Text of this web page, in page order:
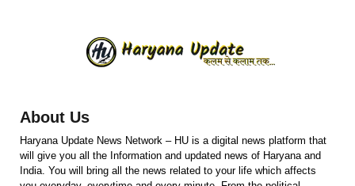
About Us
Haryana Update News Network – HU is a digital news platform that
will give you all the Information and updated news of Haryana and
India. You will bring all the news related to your life which affects